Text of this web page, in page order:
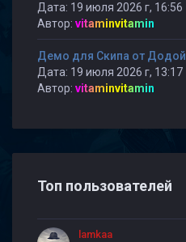
Дата: 19 июля 2026 г, 16:56
Автор: vitaminvitamin
Демо для Скипа от Додой
Дата: 19 июля 2026 г, 13:17
Автор: vitaminvitamin
Топ пользователей
lamkaa